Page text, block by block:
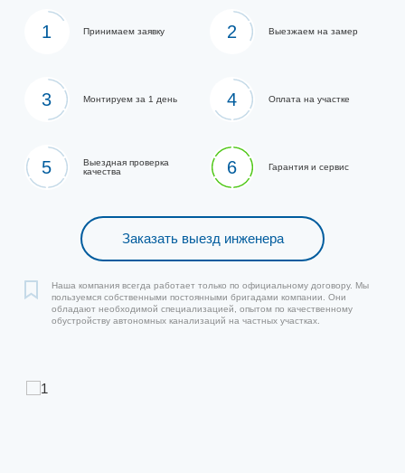
1 Принимаем заявку 2 Выезжаем на замер
3 Монтируем за 1 день 4 Оплата на участке
5
Выездная проверка
качества
6 Гарантия и сервис
Заказать выезд инженера
Наша компания всегда работает только по официальному договору. Мы
пользуемся собственными постоянными бригадами компании. Они
обладают необходимой специализацией, опытом по качественному
обустройству автономных канализаций на частных участках.